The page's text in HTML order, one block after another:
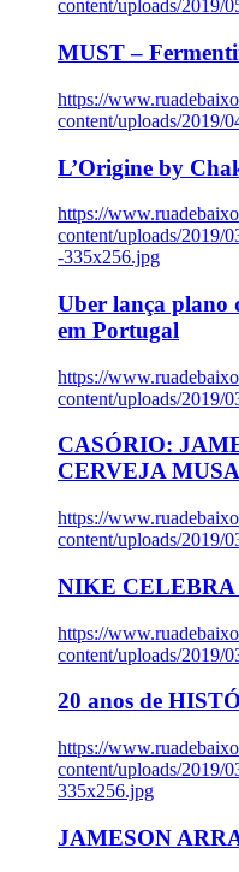
content/uploads/2019/
MUST –
https://
content/uploads/2019/
L’Origine by
https://
content/uploads/2019/
-335x256.jpg
Uber lança plano
em Portugal
https://
content/uploads/2019/
CASÓRIO:
CERVEJA MUSA
https://
content/uploads/2019/
NIKE
https://
content/uploads/2019/
20 anos de
https://
content/uploads/2019/
335x256.jpg
JAMESON